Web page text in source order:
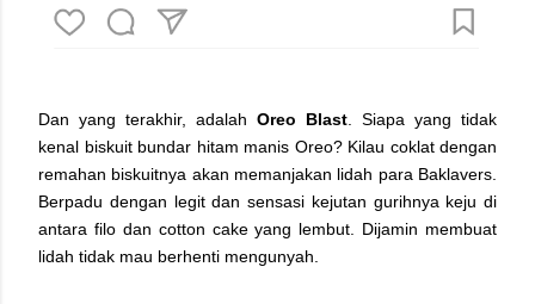
Dan yang terakhir, adalah Oreo Blast . Siapa yang tidak
kenal biskuit bundar hitam manis Oreo? Kilau coklat dengan
remahan biskuitnya akan memanjakan lidah para Baklavers.
Berpadu dengan legit dan sensasi kejutan gurihnya keju di
antara filo dan cotton cake yang lembut. Dijamin membuat
lidah tidak mau berhenti mengunyah.